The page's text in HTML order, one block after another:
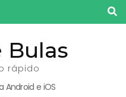
Bulas
rápido
Android e iOS